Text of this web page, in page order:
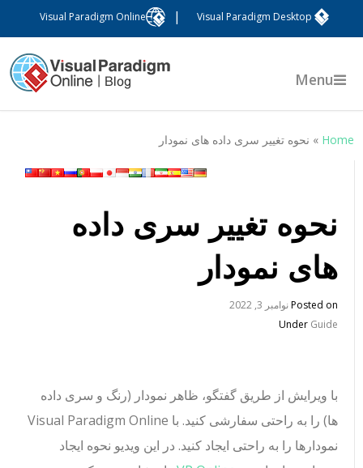
Visual Paradigm Desktop
Visual Paradigm Online
Menu
Home
» نحوه تغییر سری داده های نمودار
نحوه تغییر سری داده
های نمودار
Posted onنوامبر 3, 2022
UnderGuide
با ویرایش از طریق گفتگو، ظاهر نمودار (رنگ و سری داده
ها) را به راحتی سفارشی کنید. با Visual Paradigm Online
نمودارها را به راحتی ایجاد کنید. در این ویدیو نحوه ایجاد